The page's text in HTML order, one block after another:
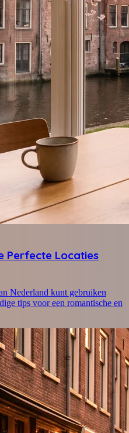
Perfecte Locaties
Nederland kunt gebruiken
tips voor een romantische en